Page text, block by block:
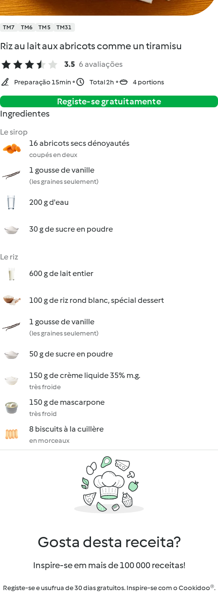
TM7 TM6 TM5 TM31
Riz au lait aux abricots comme un tiramisu
3.5 6 avaliações
Preparação 15min Total 2h 4 portions
Registe-se gratuitamente
Ingredientes
Le sirop
16 abricots secs dénoyautés
coupés en deux
1 gousse de vanille
(les graines seulement)
200 g d'eau
30 g de sucre en poudre
Le riz
600 g de lait entier
100 g de riz rond blanc, spécial dessert
1 gousse de vanille
(les graines seulement)
50 g de sucre en poudre
150 g de crème liquide 35% m.g.
très froide
150 g de mascarpone
très froid
8 biscuits à la cuillère
en morceaux
Gosta desta receita?
Inspire-se em mais de 100 000 receitas!
Registe-se e usufrua de 30 dias gratuitos. Inspire-se com o Cookidoo®.